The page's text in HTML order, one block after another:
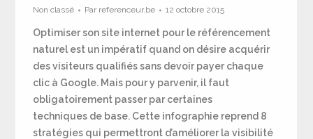
Non classé Par referenceur.be 12 octobre 2015
Optimiser son site internet pour le référencement
naturel est un impératif quand on désire acquérir
des visiteurs qualifiés sans devoir payer chaque
clic à Google. Mais pour y parvenir, il faut
obligatoirement passer par certaines
techniques de base. Cette infographie reprend 8
stratégies qui permettront d’améliorer la visibilité